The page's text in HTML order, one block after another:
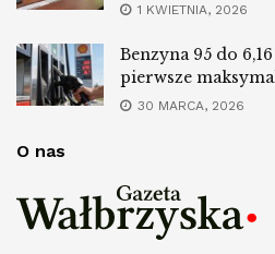
1 KWIETNIA, 2026
Benzyna 95 do
pierwsze
30 MARCA, 2026
O nas